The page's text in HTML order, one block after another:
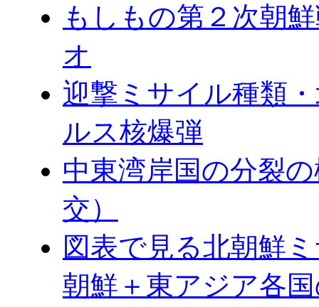
もしもの第２次朝
オ
迎撃ミサイル種類
ルス核爆弾
中東湾岸国の分裂
交）
図表で見る北朝鮮
朝鮮＋東アジア各